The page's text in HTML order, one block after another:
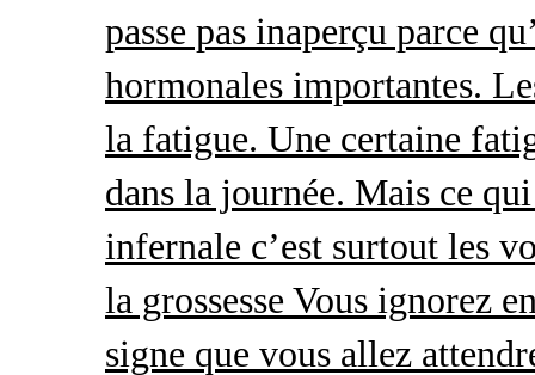
passe pas inaperçu parce
hormonales importantes.
la fatigue. Une certaine
dans la journée. Mais ce
infernale c’est surtout les
la grossesse Vous ignorez
signe que vous allez